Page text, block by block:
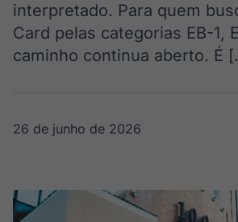
Os
política em
tempo real
Broadcast
interpretado. Para quem
Card pelas categorias EB-1,
caminho continua aberto. É
26 de junho de 2026